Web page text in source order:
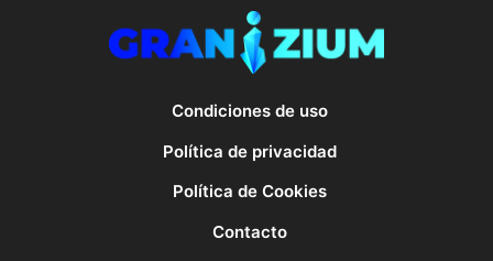
Condiciones de uso
Política de privacidad
Política de Cookies
Contacto